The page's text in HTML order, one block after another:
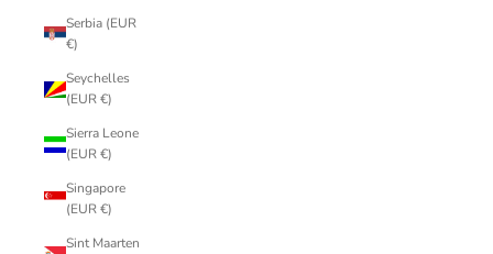
Serbia (EUR
€)
Seychelles
(EUR €)
Sierra Leone
(EUR €)
Singapore
(EUR €)
Sint Maarten